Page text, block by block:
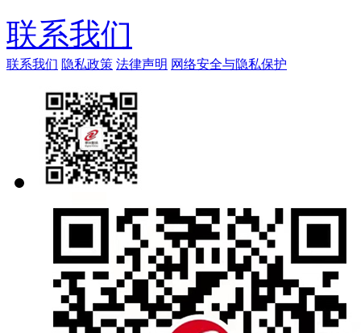
联系我们
联系我们 隐私政策 法律声明 网络安全与隐私保护